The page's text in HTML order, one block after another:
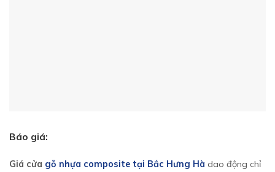
Báo giá:
Giá cửa gỗ nhựa composite tại Bắc Hưng Hà dao động chỉ